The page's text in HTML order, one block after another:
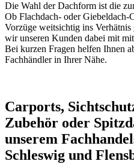
Die Wahl der Dachform ist die
Ob Flachdach- oder Giebeldach-
Vorzüge weitsichtig ins Verhätnis
wir unseren Kunden dabei mit
Bei kurzen Fragen helfen Ihnen
Fachhändler in Ihrer Nähe.
Carports,
Zubehör oder
unserem
Schleswig und